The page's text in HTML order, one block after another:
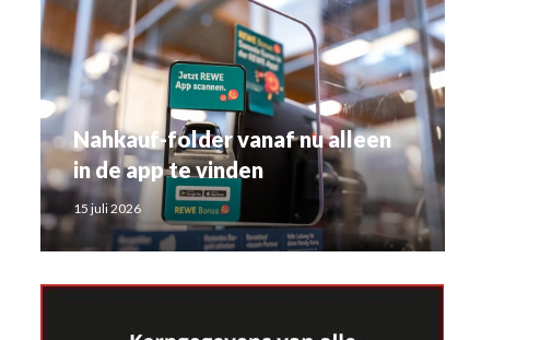
Nahkauf-folder vanaf nu alleen
in de app te vinden
15 juli 2026